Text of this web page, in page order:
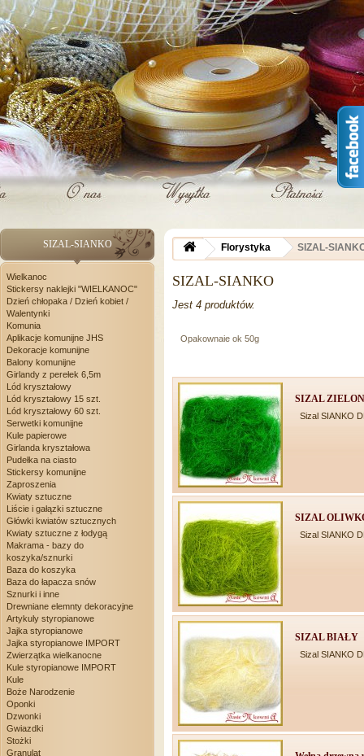
SIZAL-SIANKO
Wielkanoc
Stickersy naklejki "WIELKANOC"
Dzień chłopaka / Dzień kobiet /
Walentynki
Komunia
Aplikacje komunijne JHS
Dekoracje komunijne
Balony komunijne
Girlandy z perełek 6,5m
Lód kryształowy
Lód kryształowy 15 szt.
Lód kryształowy 60 szt.
Serwetki komunijne
Kule papierowe
Girlanda kryształowa
Pudełka na ciasto
Stickersy komunijne
Zaproszenia
Kwiaty sztuczne
Liście i gałązki sztuczne
Główki kwiatów sztucznych
Kwiaty sztuczne z łodygą
Makrama - bazy do
koszyka/sznurki
Baza do koszyka
Baza do łapacza snów
Sznurki i inne
Drewniane elemnty dekoracyjne
Artykuly styropianowe
Jajka styropianowe
Jajka styropianowe IMPORT
Zwierzątka wielkanocne
Kule styropianowe IMPORT
Kule
Boże Narodzenie
Oponki
Dzwonki
Gwiazdki
Stożki
Granulat
Florystyka SIZAL-
SIZAL-SIANKO
Jest 4 produktów.
Opakownaie ok 50g
SIZAL
Sizal SIANKO
SIZAL
Sizal SIANKO
SIZAL BIAŁY
Sizal SIANKO